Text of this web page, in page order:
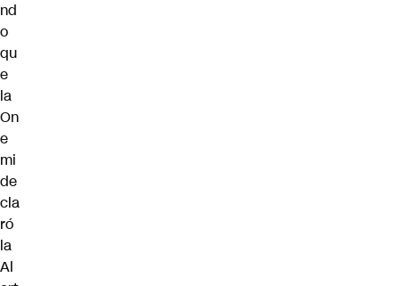
nd
o
qu
e
la
On
e
mi
de
cla
ró
la
Al